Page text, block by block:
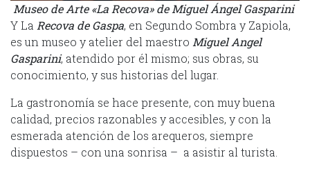
Museo de Arte «La Recova» de Miguel Ángel Gasparini
Y La Recova de Gaspa, en Segundo Sombra y Zapiola,
es un museo y atelier del maestro Miguel Angel
Gasparini, atendido por él mismo; sus obras, su
conocimiento, y sus historias del lugar.
La gastronomía se hace presente, con muy buena
calidad, precios razonables y accesibles, y con la
esmerada atención de los arequeros, siempre
dispuestos – con una sonrisa – a asistir al turista.